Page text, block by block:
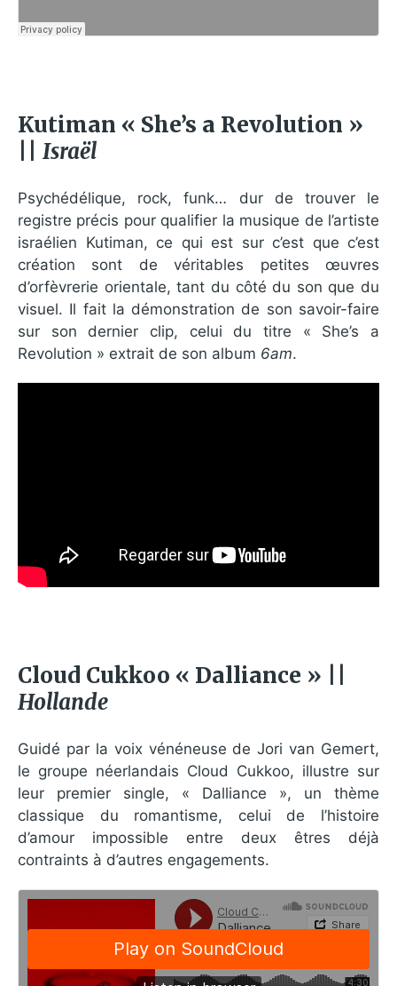
Kutiman « She’s a Revolution »
||Israël
Psychédélique, rock, funk… dur de trouver le
registre précis pour qualifier la musique de l’artiste
israélien Kutiman, ce qui est sur c’est que c’est
création sont de véritables petites œuvres
d’orfèvrerie orientale, tant du côté du son que du
visuel. Il fait la démonstration de son savoir-faire
sur son dernier clip, celui du titre « She’s a
Revolution » extrait de son album 6am.
Cloud Cukkoo « Dalliance » ||
Hollande
Guidé par la voix vénéneuse de Jori van Gemert,
le groupe néerlandais Cloud Cukkoo, illustre sur
leur premier single, « Dalliance », un thème
classique du romantisme, celui de l’histoire
d’amour impossible entre deux êtres déjà
contraints à d’autres engagements.